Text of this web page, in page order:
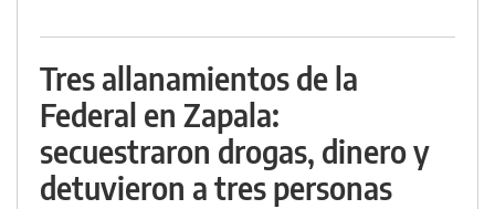
Tres allanamientos de la
Federal en Zapala:
secuestraron drogas, dinero y
detuvieron a tres personas